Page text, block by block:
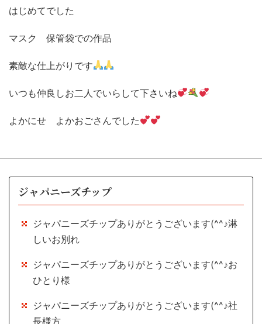
はじめてでした
マスク 保管袋での作品
素敵な仕上がりです
いつも仲良しお二人でいらして下さいね
よかにせ よかおごさんでした
ジャパニーズチップ
ジャパニーズチップありがとうございます(^^♪淋
しいお別れ
ジャパニーズチップありがとうございます(^^♪お
ひとり様
ジャパニーズチップありがとうございます(^^♪社
長様方